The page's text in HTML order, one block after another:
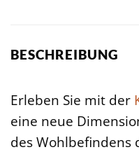
BESCHREIBUNG
Erleben Sie mit der
eine neue
des Wohlbefindens